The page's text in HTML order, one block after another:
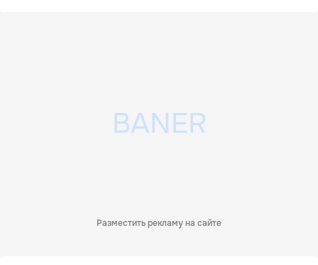
Разместить рекламу на сайте